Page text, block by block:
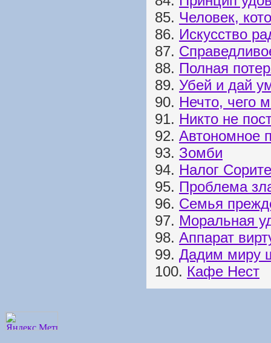
85. Человек,
86. Искусство
87.
88. Полная
89. Убей и дай
90. Нечто, чего
91. Никто не
92. Автономное
93. Зомби
94. Налог
95. Проблема
96. Семья
97. Моральная
98. Аппарат
99. Дадим миру
100. Кафе Нест